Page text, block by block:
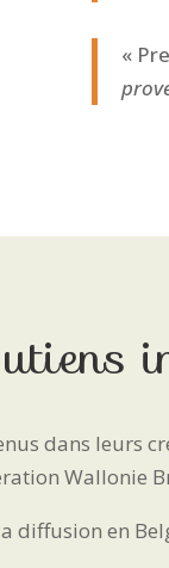
«
dans leurs
Wallonie
diffusion en